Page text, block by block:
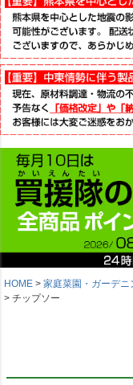
HOME 家庭菜園・ガーデニ
チップソー